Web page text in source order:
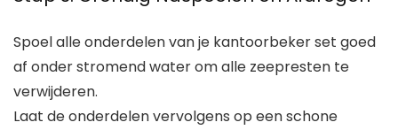
Spoel alle onderdelen van je kantoorbeker set goed
af onder stromend water om alle zeepresten te
verwijderen.
Laat de onderdelen vervolgens op een schone